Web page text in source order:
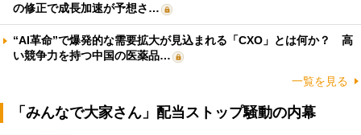
の修正で成長加速が予想さ…
“AI革命”で爆発的な需要拡大が見込まれる「CXO」とは何か？ 高
い競争力を持つ中国の医薬品…
一覧を見る
「みんなで大家さん」配当ストップ騒動の内幕